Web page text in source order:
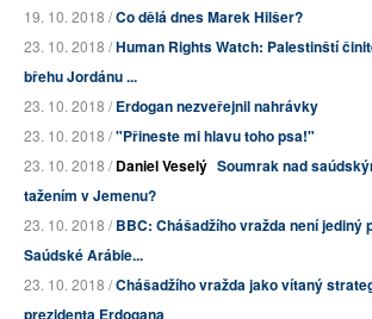
19. 10. 2018 /Co dělá dnes Marek Hilšer?
23. 10. 2018 /Human Rights Watch: Palestinští
břehu Jordánu ...
23. 10. 2018 /Erdogan nezveřejnil nahrávky
23. 10. 2018 /"Přineste mi hlavu toho psa!"
23. 10. 2018 /Daniel Veselý Soumrak nad
tažením v Jemenu?
23. 10. 2018 /BBC: Chášadžího vražda není jediný
Saúdské Arábie...
23. 10. 2018 /Chášadžího vražda jako vítaný
prezidenta Erdogana